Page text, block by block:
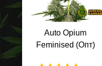
Auto Opium
Feminised (Опт)